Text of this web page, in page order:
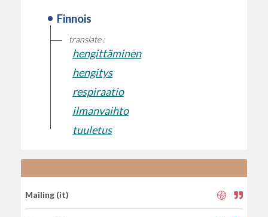
Finnois
translate :
hengittäminen
hengitys
respiraatio
ilmanvaihto
tuuletus
Mailing (it)